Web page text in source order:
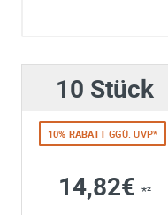
Bitte unterbreiten Sie
Bitte teilen Sie uns
Ihre Anschrift
10 Stück
10% RABATT GGÜ. UVP*
14,82€ *²